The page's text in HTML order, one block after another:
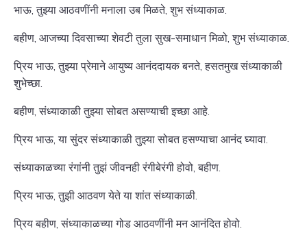
भाऊ, तुझ्या आठवणींनी मनाला उब मिळते, शुभ संध्याकाळ.
बहीण, आजच्या दिवसाच्या शेवटी तुला सुख-समाधान मिळो, शुभ संध्याकाळ.
प्रिय भाऊ, तुझ्या प्रेमाने आयुष्य आनंददायक बनते, हसतमुख संध्याकाळी
शुभेच्छा.
बहीण, संध्याकाळी तुझ्या सोबत असण्याची इच्छा आहे.
प्रिय भाऊ, या सुंदर संध्याकाळी तुझ्या सोबत हसण्याचा आनंद घ्यावा.
संध्याकाळच्या रंगांनी तुझं जीवनही रंगीबेरंगी होवो, बहीण.
प्रिय भाऊ, तुझी आठवण येते या शांत संध्याकाळी.
प्रिय बहीण, संध्याकाळच्या गोड आठवणींनी मन आनंदित होवो.